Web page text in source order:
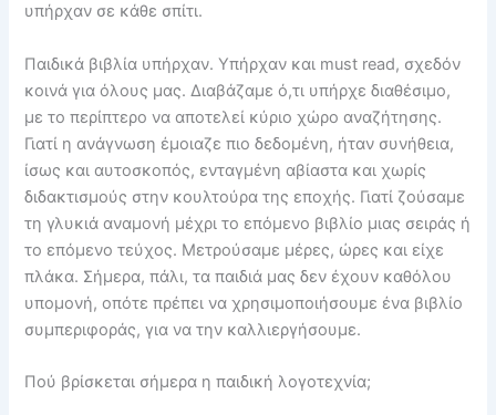
υπήρχαν σε κάθε σπίτι.
Παιδικά βιβλία υπήρχαν. Υπήρχαν και must read, σχεδόν
κοινά για όλους μας. Διαβάζαμε ό,τι υπήρχε διαθέσιμο,
με το περίπτερο να αποτελεί κύριο χώρο αναζήτησης.
Γιατί η ανάγνωση έμοιαζε πιο δεδομένη, ήταν συνήθεια,
ίσως και αυτοσκοπός, ενταγμένη αβίαστα και χωρίς
διδακτισμούς στην κουλτούρα της εποχής. Γιατί ζούσαμε
τη γλυκιά αναμονή μέχρι το επόμενο βιβλίο μιας σειράς ή
το επόμενο τεύχος. Μετρούσαμε μέρες, ώρες και είχε
πλάκα. Σήμερα, πάλι, τα παιδιά μας δεν έχουν καθόλου
υπομονή, οπότε πρέπει να χρησιμοποιήσουμε ένα βιβλίο
συμπεριφοράς, για να την καλλιεργήσουμε.
Πού βρίσκεται σήμερα η παιδική λογοτεχνία;